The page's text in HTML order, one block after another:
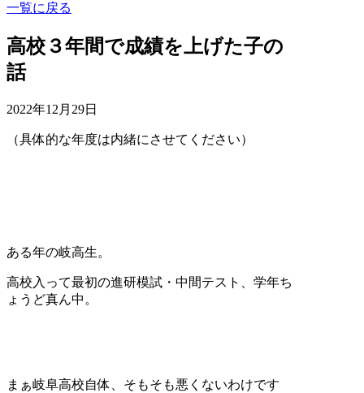
一覧に戻る
高校３年間で成績を上げた子の
話
2022年12月29日
（具体的な年度は内緒にさせてください）
ある年の岐高生。
高校入って最初の進研模試・中間テスト、学年ち
ょうど真ん中。
まぁ岐阜高校自体、そもそも悪くないわけです